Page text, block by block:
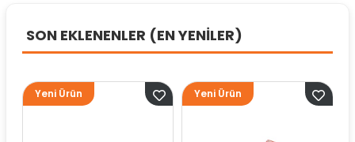
SON EKLENENLER (EN YENİLER)
Yeni Ürün Yeni Ürün Yeni